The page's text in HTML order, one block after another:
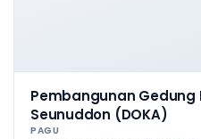
Pembangunan Gedung
Seunuddon (DOKA)
PAGU